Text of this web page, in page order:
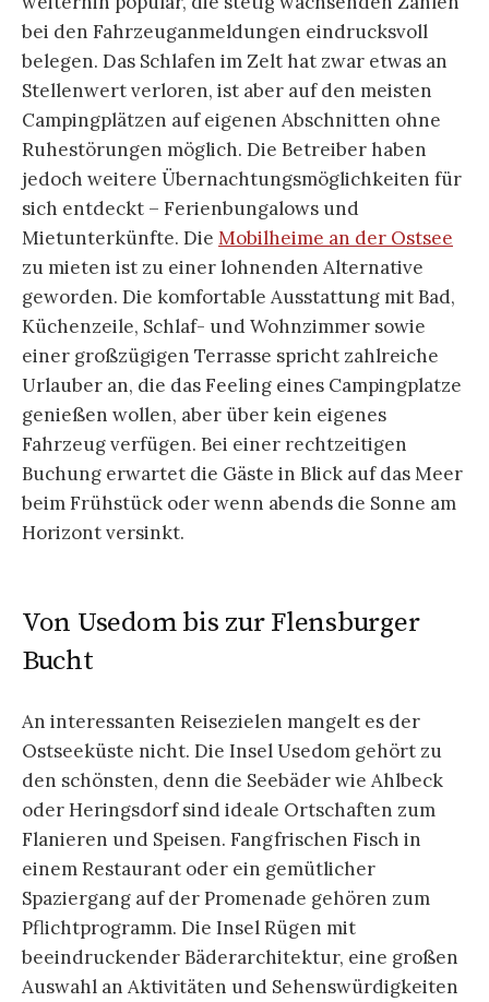
bei den Fahrzeuganmeldungen eindrucksvoll
belegen. Das Schlafen im Zelt hat zwar etwas an
Stellenwert verloren, ist aber auf den meisten
Campingplätzen auf eigenen Abschnitten ohne
Ruhestörungen möglich. Die Betreiber haben
jedoch weitere Übernachtungsmöglichkeiten für
sich entdeckt – Ferienbungalows und
Mietunterkünfte. Die Mobilheime an der Ostsee
zu mieten ist zu einer lohnenden Alternative
geworden. Die komfortable Ausstattung mit Bad,
Küchenzeile, Schlaf- und Wohnzimmer sowie
einer großzügigen Terrasse spricht zahlreiche
Urlauber an, die das Feeling eines Campingplatze
genießen wollen, aber über kein eigenes
Fahrzeug verfügen. Bei einer rechtzeitigen
Buchung erwartet die Gäste in Blick auf das Meer
beim Frühstück oder wenn abends die Sonne am
Horizont versinkt.
Von Usedom bis zur Flensburger
Bucht
An interessanten Reisezielen mangelt es der
Ostseeküste nicht. Die Insel Usedom gehört zu
den schönsten, denn die Seebäder wie Ahlbeck
oder Heringsdorf sind ideale Ortschaften zum
Flanieren und Speisen. Fangfrischen Fisch in
einem Restaurant oder ein gemütlicher
Spaziergang auf der Promenade gehören zum
Pflichtprogramm. Die Insel Rügen mit
beeindruckender Bäderarchitektur, eine großen
Auswahl an Aktivitäten und Sehenswürdigkeiten